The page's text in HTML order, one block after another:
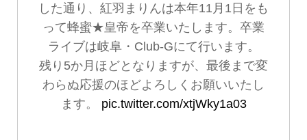
した通り、紅羽まりんは本年11月1日をも
って蜂蜜★皇帝を卒業いたします。卒業
ライブは岐阜・Club-Gにて行います。
残り5か月ほどとなりますが、最後まで変
わらぬ応援のほどよろしくお願いいたし
ます。 pic.twitter.com/xtjWky1a03